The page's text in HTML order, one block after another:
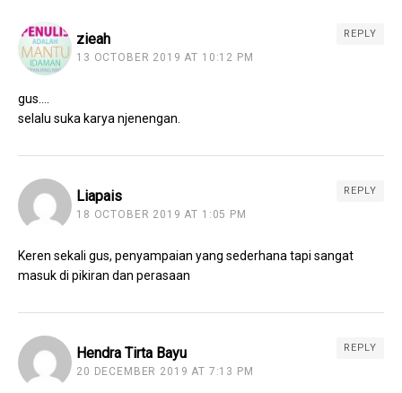
zieah
13 OCTOBER 2019 AT 10:12 PM
REPLY
gus….
selalu suka karya njenengan.
Liapais
18 OCTOBER 2019 AT 1:05 PM
REPLY
Keren sekali gus, penyampaian yang sederhana tapi sangat
masuk di pikiran dan perasaan
Hendra Tirta Bayu
20 DECEMBER 2019 AT 7:13 PM
REPLY